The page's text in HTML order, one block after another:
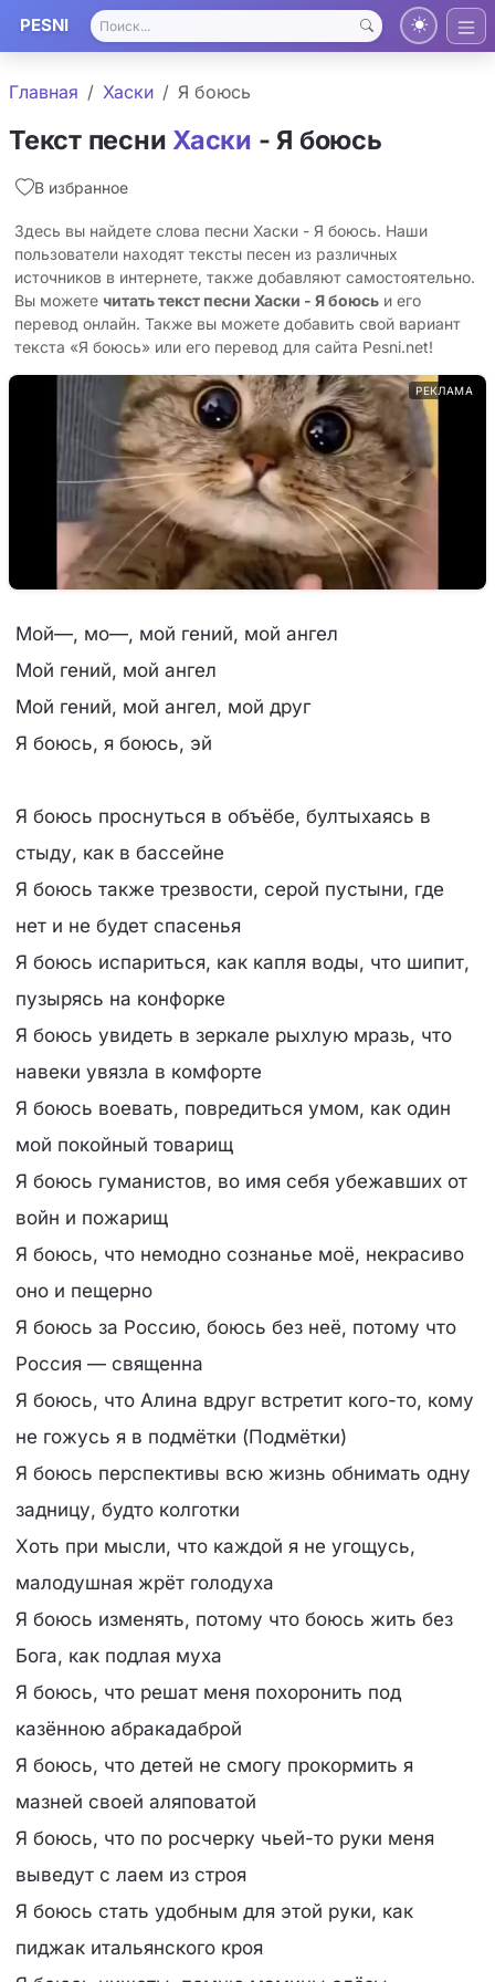
PESNI
Главная Хаски Я боюсь
Текст песни Хаски - Я боюсь
В избранное
Здесь вы найдете слова песни Хаски - Я боюсь. Наши
пользователи находят тексты песен из различных
источников в интернете, также добавляют самостоятельно.
Вы можете читать текст песни Хаски - Я боюсь и его
перевод онлайн. Также вы можете добавить свой вариант
текста «Я боюсь» или его перевод для сайта Pesni.net!
РЕКЛАМА
Мой—, мо—, мой гений, мой ангел
Мой гений, мой ангел
Мой гений, мой ангел, мой друг
Я боюсь, я боюсь, эй
Я боюсь проснуться в объёбе, бултыхаясь в
стыду, как в бассейне
Я боюсь также трезвости, серой пустыни, где
нет и не будет спасенья
Я боюсь испариться, как капля воды, что шипит,
пузырясь на конфорке
Я боюсь увидеть в зеркале рыхлую мразь, что
навеки увязла в комфорте
Я боюсь воевать, повредиться умом, как один
мой покойный товарищ
Я боюсь гуманистов, во имя себя убежавших от
войн и пожарищ
Я боюсь, что немодно сознанье моё, некрасиво
оно и пещерно
Я боюсь за Россию, боюсь без неё, потому что
Россия — священна
Я боюсь, что Алина вдруг встретит кого-то, кому
не гожусь я в подмётки (Подмётки)
Я боюсь перспективы всю жизнь обнимать одну
задницу, будто колготки
Хоть при мысли, что каждой я не угощусь,
малодушная жрёт голодуха
Я боюсь изменять, потому что боюсь жить без
Бога, как подлая муха
Я боюсь, что решат меня похоронить под
казённою абракадаброй
Я боюсь, что детей не смогу прокормить я
мазней своей аляповатой
Я боюсь, что по росчерку чьей-то руки меня
выведут с лаем из строя
Я боюсь стать удобным для этой руки, как
пиджак итальянского кроя